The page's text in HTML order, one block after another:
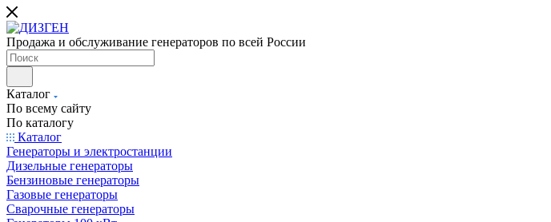
Продажа и обслуживание генераторов по всей России
Каталог
По всему сайту
По каталогу
Каталог
Генераторы и электростанции
Дизельные генераторы
Бензиновые генераторы
Газовые генераторы
Сварочные генераторы